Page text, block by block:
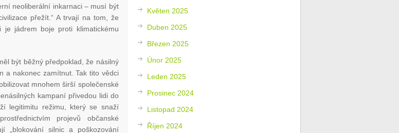
neoliberální inkarnaci – musí být
přežít.“ A trvají na tom, že
je jádrem boje proti klimatickému
být běžný předpoklad, že násilný
a nakonec zamítnut. Tak tito vědci
mnohem širší společenské
kampaní přivedou lidi do
legitimitu režimu, který se snaží
projevů občanské
„blokování silnic a poškozování
Květen 2025
Duben 2025
Březen 2025
Únor 2025
Leden 2025
Prosinec 2024
Listopad 2024
Říjen 2024